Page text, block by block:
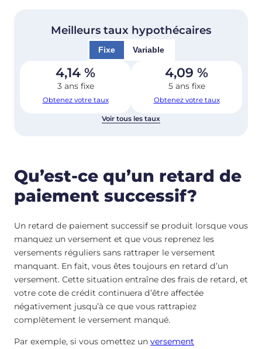
Meilleurs taux hypothécaires
Fixe Variable
4,14 %
3 ans fixe
Obtenez votre taux
4,09 %
5 ans fixe
Obtenez votre taux
Voir tous les taux
Qu’est-ce qu’un retard de
paiement successif?
Un retard de paiement successif se produit lorsque vous
manquez un versement et que vous reprenez les
versements réguliers sans rattraper le versement
manquant. En fait, vous êtes toujours en retard d’un
versement. Cette situation entraîne des frais de retard, et
votre cote de crédit continuera d’être affectée
négativement jusqu’à ce que vous rattrapiez
complètement le versement manqué.
Par exemple, si vous omettez un versement